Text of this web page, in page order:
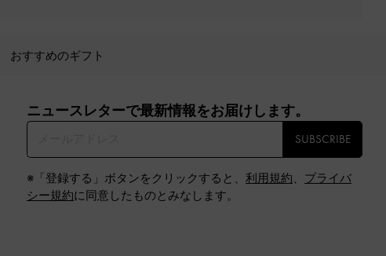
おすすめのギフト
ニュースレターで最新情報をお届けします。​
SUBSCRIBE
※「登録する」ボタンをクリックすると、 利用規約、 プライバ
シー規約に同意したものとみなします。